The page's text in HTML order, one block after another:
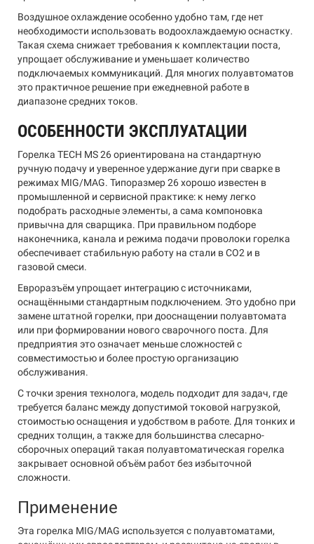
Воздушное охлаждение особенно удобно там, где нет
необходимости использовать водоохлаждаемую оснастку.
Такая схема снижает требования к комплектации поста,
упрощает обслуживание и уменьшает количество
подключаемых коммуникаций. Для многих полуавтоматов
это практичное решение при ежедневной работе в
диапазоне средних токов.
ОСОБЕННОСТИ ЭКСПЛУАТАЦИИ
Горелка TECH MS 26 ориентирована на стандартную
ручную подачу и уверенное удержание дуги при сварке в
режимах MIG/MAG. Типоразмер 26 хорошо известен в
промышленной и сервисной практике: к нему легко
подобрать расходные элементы, а сама компоновка
привычна для сварщика. При правильном подборе
наконечника, канала и режима подачи проволоки горелка
обеспечивает стабильную работу на стали в CO2 и в
газовой смеси.
Евроразъём упрощает интеграцию с источниками,
оснащёнными стандартным подключением. Это удобно при
замене штатной горелки, при дооснащении полуавтомата
или при формировании нового сварочного поста. Для
предприятия это означает меньше сложностей с
совместимостью и более простую организацию
обслуживания.
С точки зрения технолога, модель подходит для задач, где
требуется баланс между допустимой токовой нагрузкой,
стоимостью оснащения и удобством в работе. Для тонких и
средних толщин, а также для большинства слесарно-
сборочных операций такая полуавтоматическая горелка
закрывает основной объём работ без избыточной
сложности.
Применение
Эта горелка MIG/MAG используется с полуавтоматами,